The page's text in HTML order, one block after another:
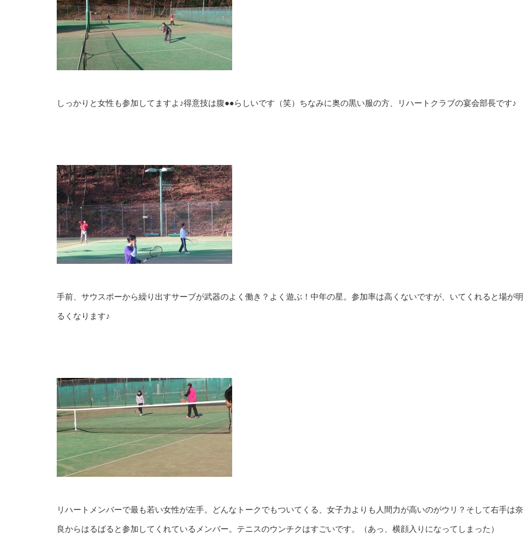
しっかりと女性も参加してますよ♪得意技は腹●●らしいです（笑）ちなみに奥の黒い服の方、リハートクラブの宴会部長です♪
手前、サウスポーから繰り出すサーブが武器のよく働き？よく遊ぶ！中年の星。参加率は高くないですが、いてくれると場が明
るくなります♪
リハートメンバーで最も若い女性が左手。どんなトークでもついてくる、女子力よりも人間力が高いのがウリ？そして右手は奈
良からはるばると参加してくれているメンバー。テニスのウンチクはすごいです。（あっ、横顔入りになってしまった）